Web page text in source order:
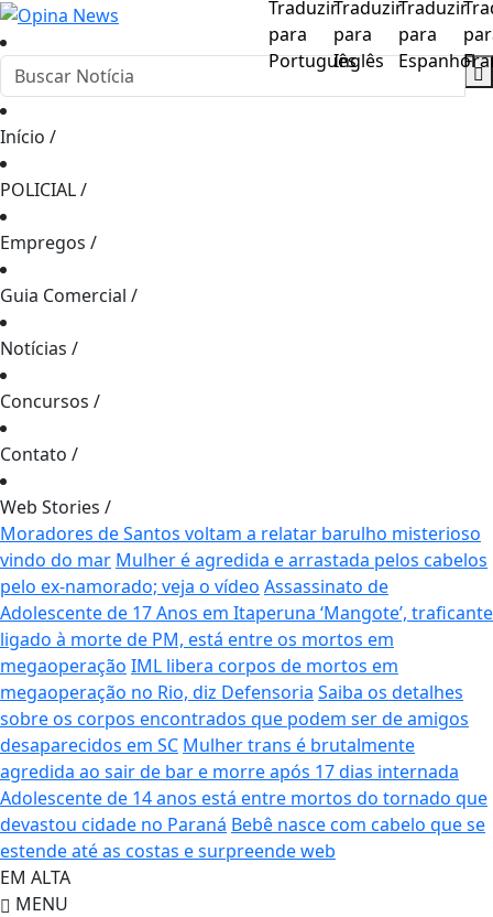
Início /
POLICIAL/
Empregos /
Guia Comercial /
Notícias /
Concursos /
Contato /
Web Stories /
Moradores de Santos voltam a relatar barulho misterioso
vindo do mar Mulher é agredida e arrastada pelos cabelos
pelo ex-namorado; veja o vídeo Assassinato de
Adolescente de 17 Anos em Itaperuna ‘Mangote’, traficante
ligado à morte de PM, está entre os mortos em
megaoperação IML libera corpos de mortos em
megaoperação no Rio, diz Defensoria Saiba os detalhes
sobre os corpos encontrados que podem ser de amigos
desaparecidos em SC Mulher trans é brutalmente
agredida ao sair de bar e morre após 17 dias internada
Adolescente de 14 anos está entre mortos do tornado que
devastou cidade no Paraná Bebê nasce com cabelo que se
estende até as costas e surpreende web
EM ALTA
MENU